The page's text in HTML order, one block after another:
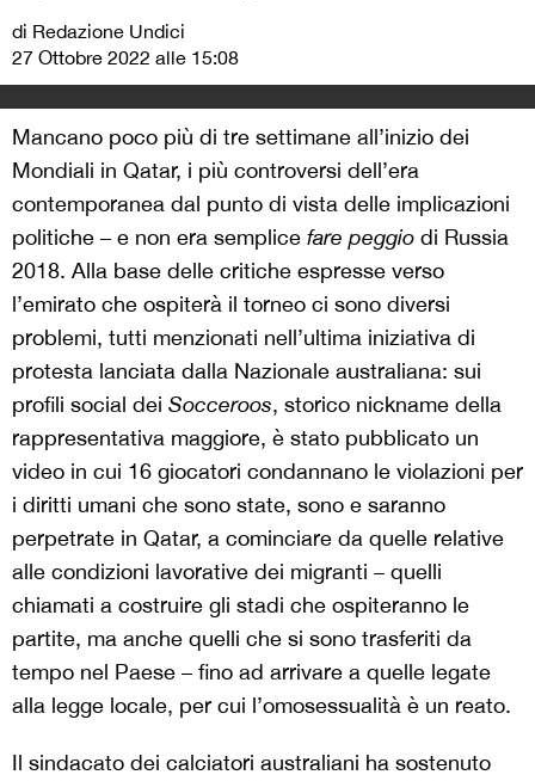
di Redazione Undici
27 Ottobre 2022 alle 15:08
Mancano poco più di tre settimane all’inizio dei
Mondiali in Qatar, i più controversi dell’era
contemporanea dal punto di vista delle implicazioni
politiche – e non era semplice fare peggio di Russia
2018. Alla base delle critiche espresse verso
l’emirato che ospiterà il torneo ci sono diversi
problemi, tutti menzionati nell’ultima iniziativa di
protesta lanciata dalla Nazionale australiana: sui
profili social dei Socceroos, storico nickname della
rappresentativa maggiore, è stato pubblicato un
video in cui 16 giocatori condannano le violazioni per
i diritti umani che sono state, sono e saranno
perpetrate in Qatar, a cominciare da quelle relative
alle condizioni lavorative dei migranti – quelli
chiamati a costruire gli stadi che ospiteranno le
partite, ma anche quelli che si sono trasferiti da
tempo nel Paese – fino ad arrivare a quelle legate
alla legge locale, per cui l’omosessualità è un reato.
Il sindacato dei calciatori australiani ha sostenuto